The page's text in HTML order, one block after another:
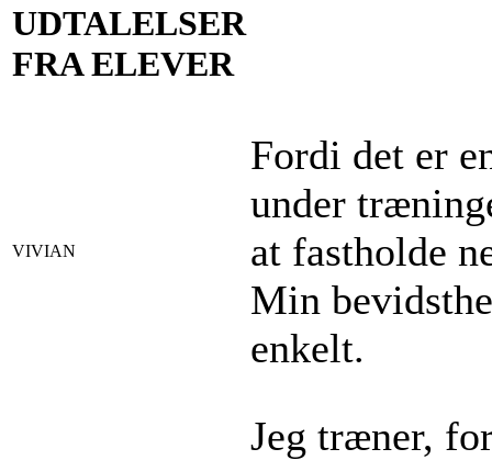
UDTALELSER
FRA ELEVER
VIVIAN
Fordi det er
under
at fastholde
Min
enkelt.
Jeg træner,